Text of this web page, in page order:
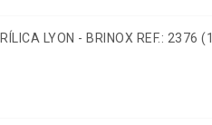
LYON - BRINOX REF.: 2376 (1